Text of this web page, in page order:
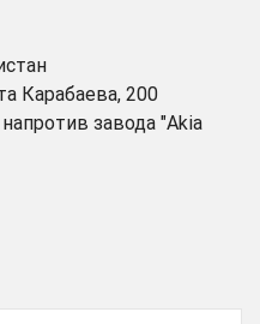
Карабаева, 200
завода "Akia